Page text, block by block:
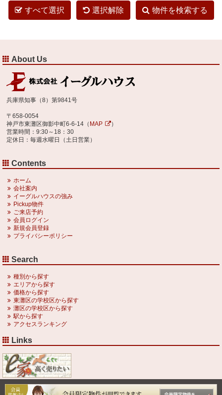
すべて選択 選択解除 物件を検索する
About Us
兵庫県知事（8）第9841号
〒658-0054
神戸市東灘区御影中町6-6-14（ MAP
）
営業時間：9:30～18：30
定休日：毎週水曜日（土日営業）
Contents
ホーム
会社案内
イーグルハウスの強み
Pickup物件
ご来店予約
会員ログイン
新規会員登録
プライバシーポリシー
Search
種別から探す
エリアから探す
価格から探す
東灘区の学校区から探す
灘区の学校区から探す
駅から探す
アクセスランキング
Links